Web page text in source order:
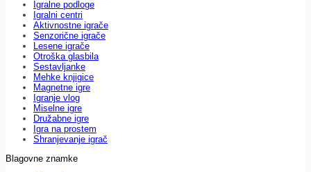
Igralne podloge
Igralni centri
Aktivnostne igrače
Senzorične igrače
Lesene igrače
Otroška glasbila
Sestavljanke
Mehke knjigice
Magnetne igre
Igranje vlog
Miselne igre
Družabne igre
Igra na prostem
Shranjevanje igrač
Blagovne znamke